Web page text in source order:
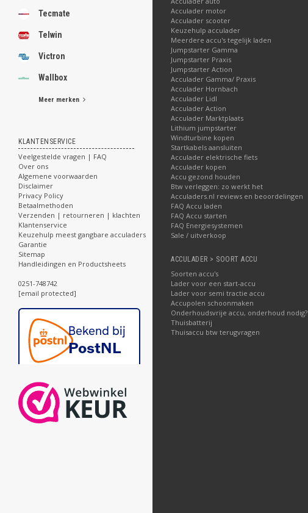
Tecmate
Telwin
Victron
Wallbox
Meer merken
KLANTENSERVICE
Veelgestelde vragen | FAQ
Over ons
Algemene voorwaarden
Disclaimer
Privacy Policy
Betaalmethoden
Verzenden | retourneren | klachten
Klantenservice
Keuzehulp meest gangbare acculaders
Garantie
Sitemap
Handleidingen en Productsheets
0251-748742
[email protected]
Acculader motor
Acculader scooter
Keuzehulp acculader
Meerdere accu's tegelijk laden
Jumpstarter Gamma
Jumpstarter Praxis
Jumpstarter Action
Acculader Gamma/ Praxis
Acculader Hornbach
Acculader Lidl
Acculader Action
Acculader Marktplaats
Lithium jumpstarter
Windturbine kopen
Startkabels aansluiten
Acculader elektrische fiets
Acculader kopen
Accu gezond houden
Btw verleggen: zo werkt het
Acculaders.nl reviews en beoordelingen
FAQ Accu laden
FAQ Accu starten
FAQ Energiesystemen
Sale / uitverkoop
ACCULADER > SOORT ACCU
Soorten accu's
Lader voor een start-accu
Lader voor semi tractie accu
Accupolen schoonmaken
Onderhoudsvrije accu, onderhoud nodig?
Thuisbatterij
Thuisaccu btw terugvragen